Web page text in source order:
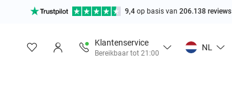
9,4 op basis van 206.138 reviews
Klantenservice
Bereikbaar tot 21:00
NL